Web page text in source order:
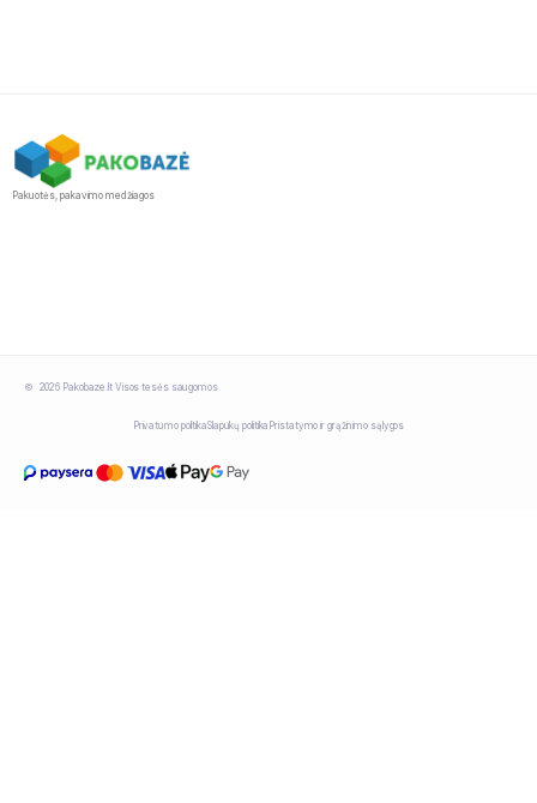
Pakuotės, pakavimo medžiagos
2026 Pakobaze.lt Visos tesės saugomos
Privatumo politikaSlapukų politika Pristatymo ir grąžinimo sąlygos